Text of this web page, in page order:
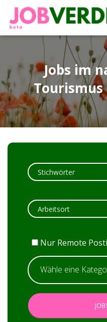
Jobs im
Nur Remote